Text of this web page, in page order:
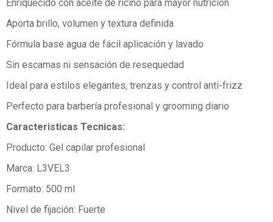
Enriquecido con aceite de ricino para mayor nutrición
Aporta brillo, volumen y textura definida
Fórmula base agua de fácil aplicación y lavado
Sin escamas ni sensación de resequedad
Ideal para estilos elegantes, trenzas y control anti-frizz
Perfecto para barbería profesional y grooming diario
Caracteristicas Tecnicas:
Producto: Gel capilar profesional
Marca: L3VEL3
Formato: 500 ml
Nivel de fijación: Fuerte